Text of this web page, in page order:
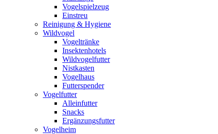
Vogelspielzeug
Einstreu
Reinigung & Hygiene
Wildvogel
Vogeltränke
Insektenhotels
Wildvogelfutter
Nistkasten
Vogelhaus
Futterspender
Vogelfutter
Alleinfutter
Snacks
Ergänzungsfutter
Vogelheim